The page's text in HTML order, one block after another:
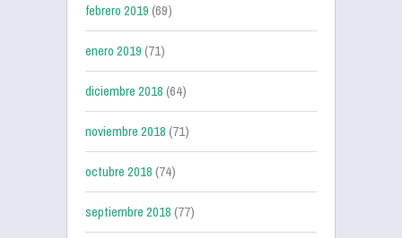
febrero 2019(69)
enero 2019(71)
diciembre 2018(64)
noviembre 2018(71)
octubre 2018(74)
septiembre 2018(77)